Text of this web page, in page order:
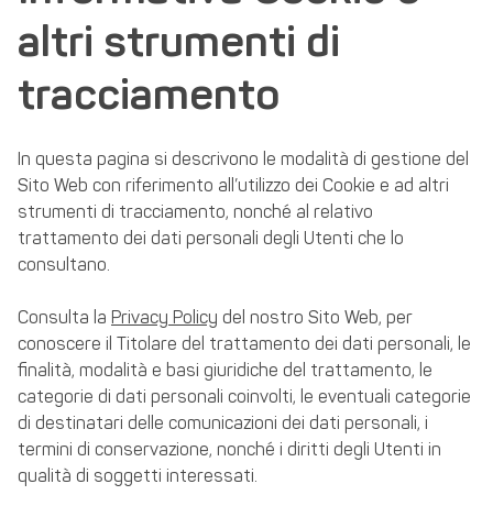
altri strumenti di
tracciamento
In questa pagina si descrivono le modalità di gestione del
Sito Web con riferimento all’utilizzo dei Cookie e ad altri
strumenti di tracciamento, nonché al relativo
trattamento dei dati personali degli Utenti che lo
consultano.
Consulta la Privacy Policy del nostro Sito Web, per
conoscere il Titolare del trattamento dei dati personali, le
finalità, modalità e basi giuridiche del trattamento, le
categorie di dati personali coinvolti, le eventuali categorie
di destinatari delle comunicazioni dei dati personali, i
termini di conservazione, nonché i diritti degli Utenti in
qualità di soggetti interessati.